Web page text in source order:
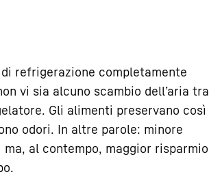
refrigerazione completamente
vi sia alcuno scambio dell’aria tra
Gli alimenti preservano così
odori. In altre parole: minore
al contempo, maggior risparmio